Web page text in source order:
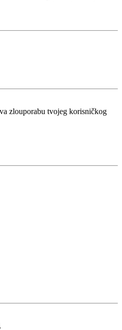
zlouporabu tvojeg korisničkog